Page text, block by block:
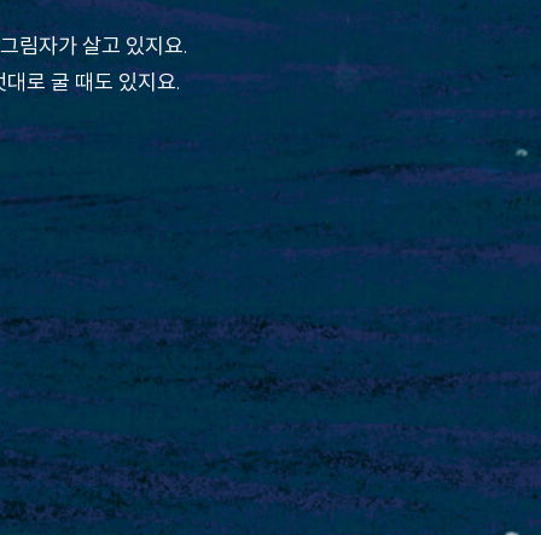
림자가 살고 있지요.
로 굴 때도 있지요.